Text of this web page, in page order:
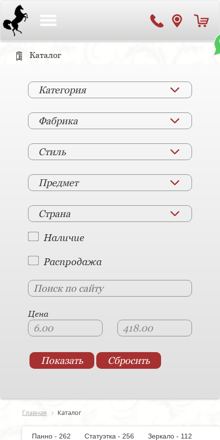
Каталог
Категория
Фабрика
Стиль
Предмет
Страна
Наличие
Распродажа
Цена
Главная Каталог
Панно - 262 Статуэтка - 256
Зеркало - 112